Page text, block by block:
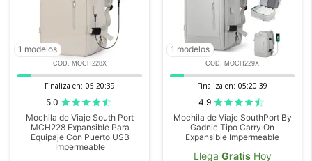
1 modelos
COD. MOCH228X
Finaliza en: 05:20:38
5.0
Mochila de Viaje South Port
MCH228 Expansible Para
Equipaje Con Puerto USB
Impermeable
1 modelos
COD. MOCH229X
Finaliza en: 05:20:38
4.9
Mochila de Viaje SouthPort By
Gadnic Tipo Carry On
Expansible Impermeable
Llega GratisHoy